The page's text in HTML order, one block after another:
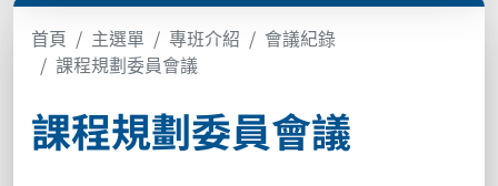
首頁 主選單 專班介紹
會議紀錄
課程規劃委員會議
課程規劃委員會議